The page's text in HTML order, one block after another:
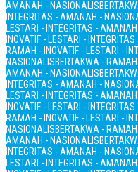
AMANAH - NASIONALIS
INTEGRITAS - AMANAH -
LESTARI - INTEGRITAS -
INOVATIF - LESTARI -
RAMAH - INOVATIF - LESTARI -
NASIONALISBERTAKWA -
AMANAH - NASIONALIS
INTEGRITAS - AMANAH -
LESTARI - INTEGRITAS -
INOVATIF - LESTARI -
RAMAH - INOVATIF - LESTARI -
NASIONALISBERTAKWA -
AMANAH - NASIONALIS
INTEGRITAS - AMANAH -
LESTARI - INTEGRITAS -